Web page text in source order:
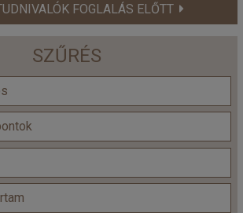
FOGLALÁS ELŐTT
SZŰRÉS